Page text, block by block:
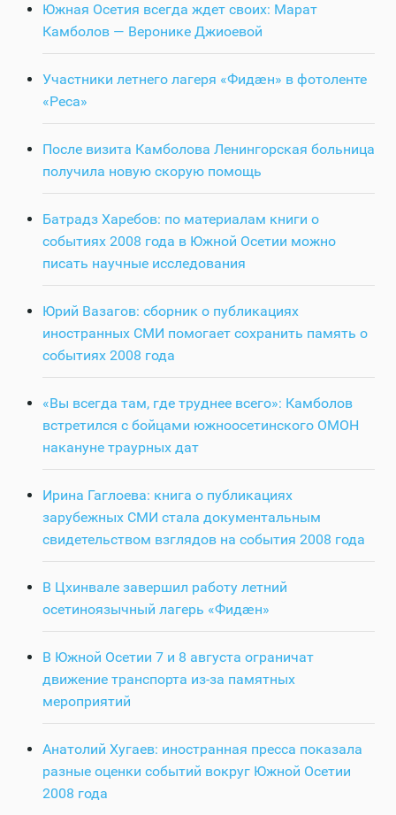
Южная Осетия всегда ждет своих: Марат
Камболов — Веронике Джиоевой
Участники летнего лагеря «Фидӕн» в фотоленте
«Реса»
После визита Камболова Ленингорская больница
получила новую скорую помощь
Батрадз Харебов: по материалам книги о
событиях 2008 года в Южной Осетии можно
писать научные исследования
Юрий Вазагов: сборник о публикациях
иностранных СМИ помогает сохранить память о
событиях 2008 года
«Вы всегда там, где труднее всего»: Камболов
встретился с бойцами южноосетинского ОМОН
накануне траурных дат
Ирина Гаглоева: книга о публикациях
зарубежных СМИ стала документальным
свидетельством взглядов на события 2008 года
В Цхинвале завершил работу летний
осетиноязычный лагерь «Фидӕн»
В Южной Осетии 7 и 8 августа ограничат
движение транспорта из-за памятных
мероприятий
Анатолий Хугаев: иностранная пресса показала
разные оценки событий вокруг Южной Осетии
2008 года